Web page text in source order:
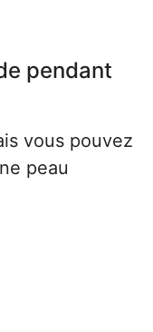
pendant
vous pouvez
peau